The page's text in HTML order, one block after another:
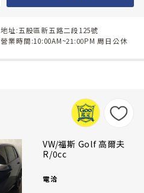
地址:五股區新五路二段125號
營業時間:10:00AM~21:00PM 周日公休
VW/福斯 Golf 高爾夫
R/0cc
電洽